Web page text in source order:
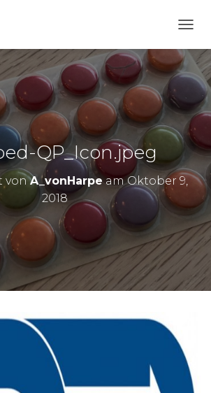
A
I
A
T
U
C
A
T
N
QP_Icon.jpeg
vonA_vonHarpeamOktober 9,
2018